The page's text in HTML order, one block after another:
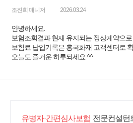
조진희 매니저 2026.03.24
안녕하세요.
보험조회결과 현재 유지되는 정상계약으
보험료 납입기록은 흥국화재 고객센터로
오늘도 즐거운 하루되세요.^^
유병자·간편심사보험 전문컨설턴